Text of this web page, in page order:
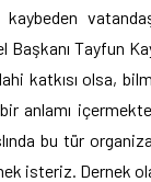
Tayfun
katkısı olsa,
anlamı
bu tür
isteriz. Dernek